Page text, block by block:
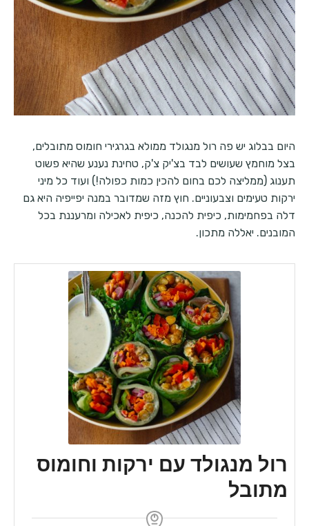
היום בבלוג יש פה רול מנגולד ממולא בגרגירי חומוס מתובלים,
בצל מוחמץ שעושים לבד בצ'יק צ'ק, טחינת נענע שהיא פשוט
תענוג (ממליצה לכם בחום להכין כמות כפולה!) ועוד כל מיני
ירקות טעימים וצבעוניים. חוץ מזה שמדובר במנה יפייפיה היא גם
דלה בפחמימות, כיפית להכנה, כיפית לאכילה ומרעננת בכל
המובנים. יאללה מתכון.
רול מנגולד עם ירקות וחומוס
מתובל